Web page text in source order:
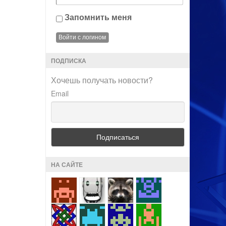
Запомнить меня
ПОДПИСКА
Хочешь получать новости?
Email
НА САЙТЕ